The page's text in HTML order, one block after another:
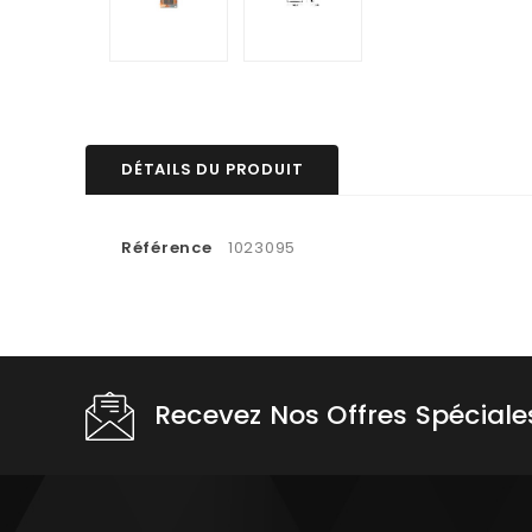
DÉTAILS DU PRODUIT
Référence 1023095
Recevez Nos Offres